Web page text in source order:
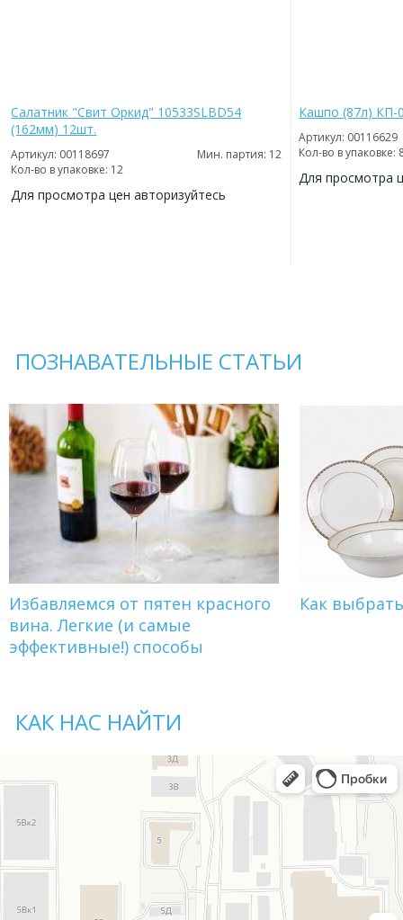
Салатник "Свит Оркид" 10533SLBD54
(162мм) 12шт.
Артикул: 00118697
Мин. партия: 12
Кол-во в упаковке: 12
Для просмотра цен авторизуйтесь
Кашпо (87л) КП-
Артикул: 00116629
Кол-во в упаковке:
Для просмотра
ПОЗНАВАТЕЛЬНЫЕ СТАТЬИ
Избавляемся от пятен красного
вина. Легкие (и самые
эффективные!) способы
Как
КАК НАС НАЙТИ